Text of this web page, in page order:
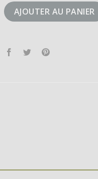
sambarose
AJOUTER AU PANIER